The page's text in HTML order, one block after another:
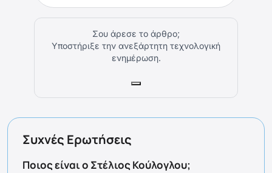
Σου άρεσε το άρθρο;
Υποστήριξε την ανεξάρτητη τεχνολογική
ενημέρωση.
Συχνές Ερωτήσεις
Ποιος είναι ο Στέλιος Κούλογλου;